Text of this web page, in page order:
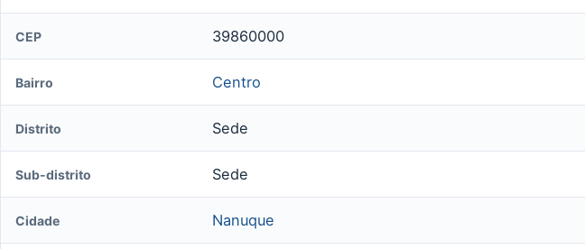
CEP 39860000
Bairro Centro
Distrito Sede
Sub-distrito Sede
Cidade Nanuque